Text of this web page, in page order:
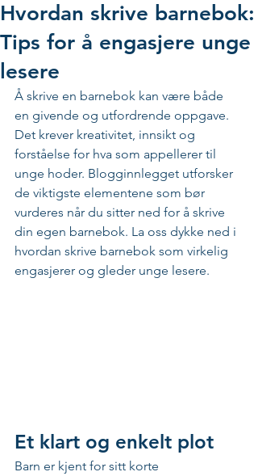
Hvordan skrive barnebok:
Tips for å engasjere unge
lesere
Å skrive en barnebok kan være både
en givende og utfordrende oppgave.
Det krever kreativitet, innsikt og
forståelse for hva som appellerer til
unge hoder. Blogginnlegget utforsker
de viktigste elementene som bør
vurderes når du sitter ned for å skrive
din egen barnebok. La oss dykke ned i
hvordan skrive barnebok som virkelig
engasjerer og gleder unge lesere.
Et klart og enkelt plot
Barn er kjent for sitt korte